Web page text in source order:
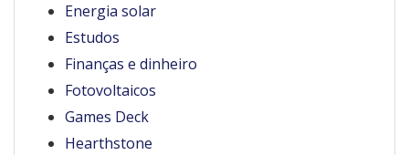
Energia solar
Estudos
Finanças e dinheiro
Fotovoltaicos
Games Deck
Hearthstone